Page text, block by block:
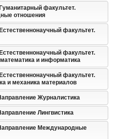
факультет.
отношения
факультет.
факультет.
и информатика
факультет.
и механика материалов
Журналистика
Лингвистика
Международные